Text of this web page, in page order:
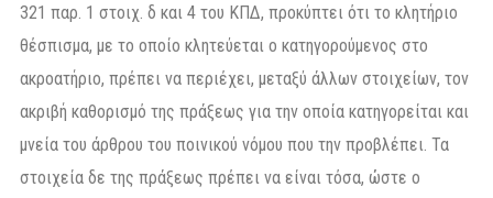
321 παρ. 1 στοιχ. δ και 4 του ΚΠΔ, προκύπτει ότι το κλητήριο
θέσπισμα, με το οποίο κλητεύεται ο κατηγορούμενος στο
ακροατήριο, πρέπει να περιέχει, μεταξύ άλλων στοιχείων, τον
ακριβή καθορισμό της πράξεως για την οποία κατηγορείται και
μνεία του άρθρου του ποινικού νόμου που την προβλέπει. Τα
στοιχεία δε της πράξεως πρέπει να είναι τόσα, ώστε ο